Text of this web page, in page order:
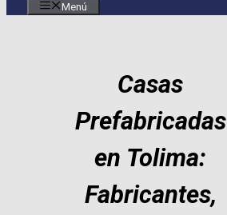
Menú
Casas
Prefabricadas
en Tolima:
Fabricantes,